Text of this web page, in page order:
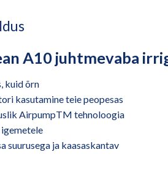
A10 juhtmevaba
kuid õrn
kasutamine teie peopesas
AirpumpTM tehnoloogia
suurusega ja kaasaskantav